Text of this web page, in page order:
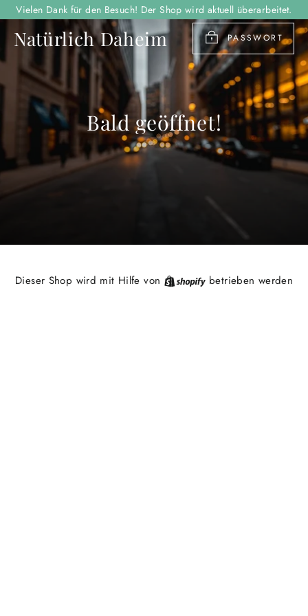
Direkt
zum
Inhalt
Vielen Dank für den Besuch! Der Shop wird aktuell überarbeitet.
Natürlich Daheim PASSWORT
Bald geöffnet!
Dieser Shop wird mit Hilfe von Shopify
betrieben werden